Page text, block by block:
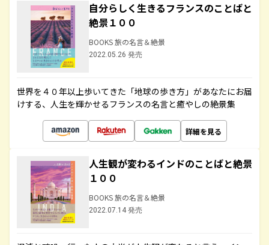
自分らしく生きるフランスのことばと
絶景１００
BOOKS 旅の名言＆絶景
2022.05.26 発売
世界を４０年以上歩いてきた「地球の歩き方」があなたにお届
けする、人生を輝かせるフランスの名言と癒やしの絶景集
詳細を見る
人生観が変わるインドのことばと絶景
１００
BOOKS 旅の名言＆絶景
2022.07.14 発売